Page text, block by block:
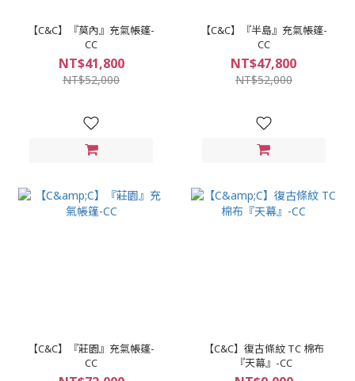
【C&C】『莫內』充氣帳篷-
CC
NT$41,800
NT$52,000
【C&C】『半島』充氣帳篷-
CC
NT$47,800
NT$52,000
【C&C】『莊園』充氣帳篷-
CC
【C&C】復古條紋 TC 棉布
『天幕』-CC